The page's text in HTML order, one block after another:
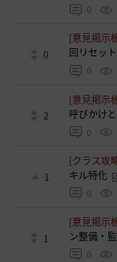
0
0
[意見掲示
回リセッ
0
2
[意見掲示
呼びかけ
0
1
[クラス攻
キル特化
0
1
[意見掲示
ン整備・
0